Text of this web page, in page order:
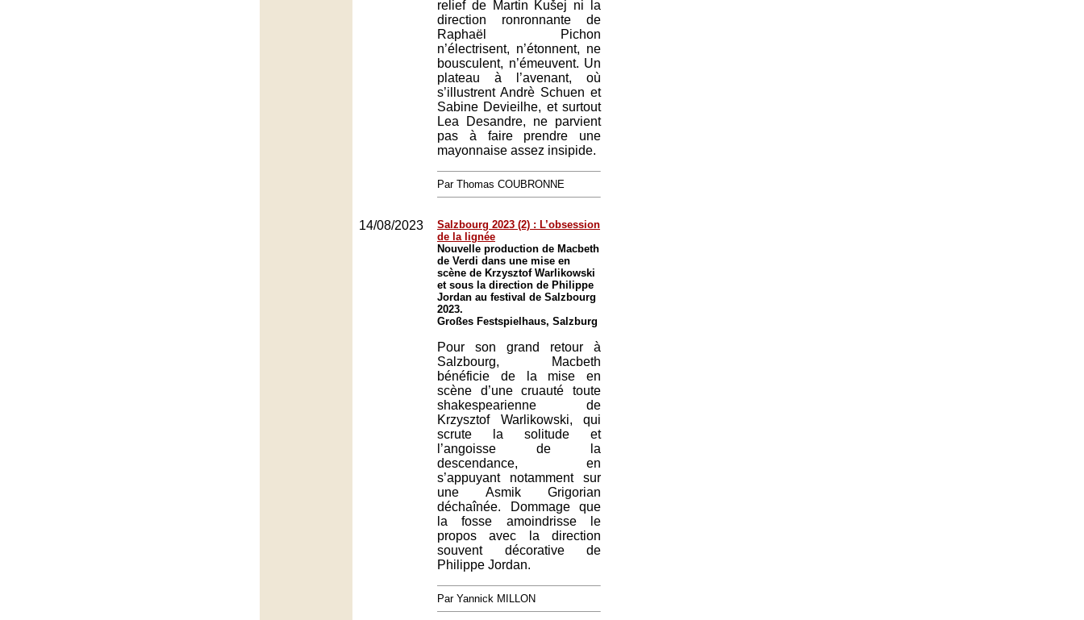
relief de Martin Kušej ni la
direction ronronnante de
Raphaël Pichon
n’électrisent, n’étonnent, ne
bousculent, n’émeuvent. Un
plateau à l’avenant, où
s’illustrent Andrè Schuen et
Sabine Devieilhe, et surtout
Lea Desandre, ne parvient
pas à faire prendre une
mayonnaise assez insipide.
Par Thomas COUBRONNE
14/08/2023
Salzbourg 2023 (2) : L’obsession
de la lignée
Nouvelle production de Macbeth
de Verdi dans une mise en
scène de Krzysztof Warlikowski
et sous la direction de Philippe
Jordan au festival de Salzbourg
2023.
Großes Festspielhaus, Salzburg
Pour son grand retour à
Salzbourg, Macbeth
bénéficie de la mise en
scène d’une cruauté toute
shakespearienne de
Krzysztof Warlikowski, qui
scrute la solitude et
l’angoisse de la
descendance, en
s’appuyant notamment sur
une Asmik Grigorian
déchaînée. Dommage que
la fosse amoindrisse le
propos avec la direction
souvent décorative de
Philippe Jordan.
Par Yannick MILLON